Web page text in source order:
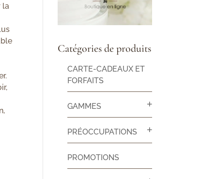
la
Catégories de produits
CARTE-CADEAUX ET
FORFAITS
GAMMES
PRÉOCCUPATIONS
PROMOTIONS